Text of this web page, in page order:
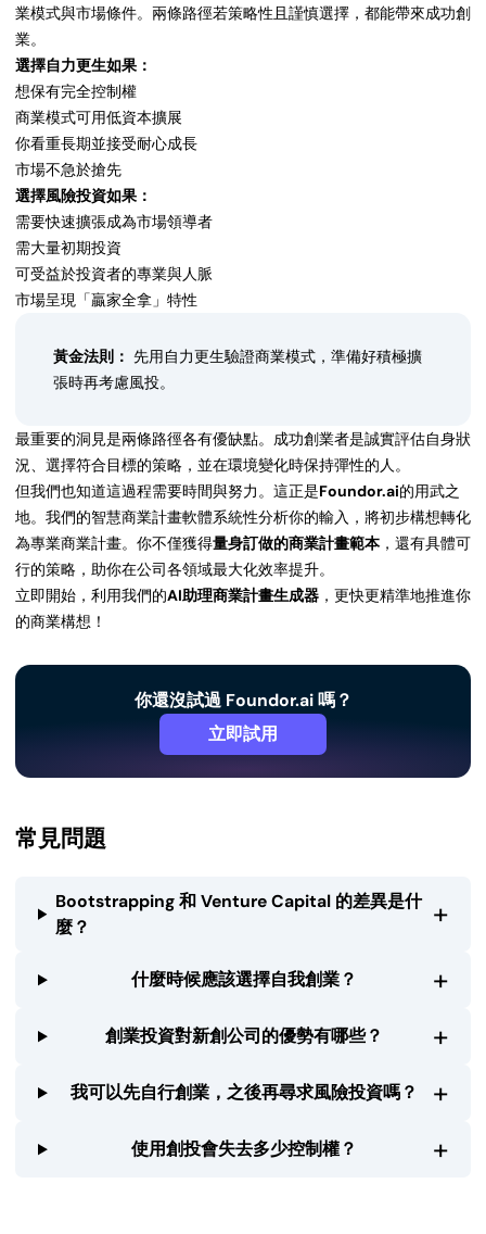
業模式與市場條件。兩條路徑若策略性且謹慎選擇，都能帶來成功創
業。
選擇自力更生如果：
想保有完全控制權
商業模式可用低資本擴展
你看重長期並接受耐心成長
市場不急於搶先
選擇風險投資如果：
需要快速擴張成為市場領導者
需大量初期投資
可受益於投資者的專業與人脈
市場呈現「贏家全拿」特性
黃金法則： 先用自力更生驗證商業模式，準備好積極擴
張時再考慮風投。
最重要的洞見是兩條路徑各有優缺點。成功創業者是誠實評估自身狀
況、選擇符合目標的策略，並在環境變化時保持彈性的人。
但我們也知道這過程需要時間與努力。這正是Foundor.ai的用武之
地。我們的智慧商業計畫軟體系統性分析你的輸入，將初步構想轉化
為專業商業計畫。你不僅獲得量身訂做的商業計畫範本，還有具體可
行的策略，助你在公司各領域最大化效率提升。
立即開始，利用我們的AI助理商業計畫生成器 ，更快更精準地推進你
的商業構想！
你還沒試過 Foundor.ai 嗎？
立即試用
常見問題
Bootstrapping 和 Venture Capital 的差異是什
麼？
+
什麼時候應該選擇自我創業？ +
創業投資對新創公司的優勢有哪些？ +
我可以先自行創業，之後再尋求風險投資嗎？ +
使用創投會失去多少控制權？ +